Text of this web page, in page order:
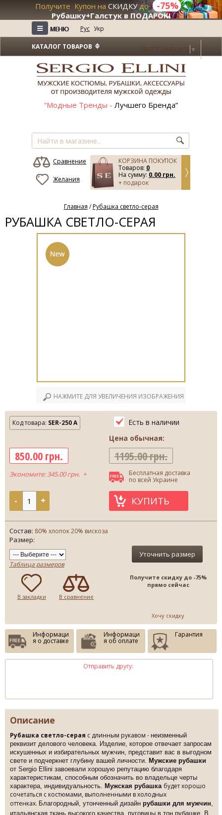
Получите Купон на СКИДКУдо -75% +
Рубашку+Галстук в ПОДАРОК!
≡ МЕНЮ Рус Укр
SELECT LANGUAGE ▼
КАТАЛОГ ТОВАРОВ
“Модные Тренды - Лучшего Бренда”
КОРЗИНА ПОКУПОК
Товаров: 0
На сумму: 0.00 грн.
+ подарок
Сравнение
Желания
Главная /Рубашка светло-серая
РУБАШКА СВЕТЛО-СЕРАЯ
НАЖМИТЕ ДЛЯ УВЕЛИЧЕНИЯ ИЗОБРАЖЕНИЯ
Код товара: SER-250 A Есть в наличии
850.00 грн.
Экономите: 345.00 грн. +
Цена обычная:
1195.00 грн.
Бесплатная доставка
по всей Украине
- + КУПИТЬ
Состав: 80% хлопок 20% вискоза
Размер:
Таблица размеров
Уточнить размер
Получите скидку до -75%
прямо сейчас
Хочу скидку
В закладки В сравнение
Информаци
я о доставке
Информаци
я об оплате
Гарантия
Отправить другу:
Описание
Рубашка светло-серая с длинным рукавом - неизменный
реквизит делового человека. Изделие, которое отвечает запросам
искушенных и избирательных мужчин, представит вас в выгодном
свете и подчеркнет глубину вашей личности.
Мужские рубашки
от Sergio Ellini завоевали хорошую репутацию благодаря
характеристикам, способным обозначить во владельце черты
характера, индивидуальность.
Мужская рубашка будет хорошо
сочетаться с костюмами, выполненными в холодных
оттенках. Благородный, утонченный дизайн рубашки для мужчин
итальянская ткань высокого качества, пуговицы в тон рубашке. В
≡ МЕНЮ